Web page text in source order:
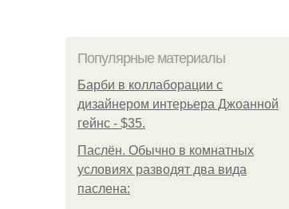
Популярные материалы
Барби в коллаборации с
дизайнером интерьера Джоанной
гейнс - $35.
Паслён. Обычно в комнатных
условиях разводят два вида
паслена: